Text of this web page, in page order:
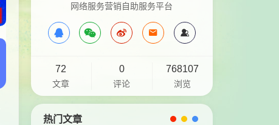
网络服务营销自助服务平台
72
文章
0
评论
768107
浏览
热门文章